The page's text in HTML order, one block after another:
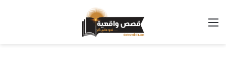
القائمة